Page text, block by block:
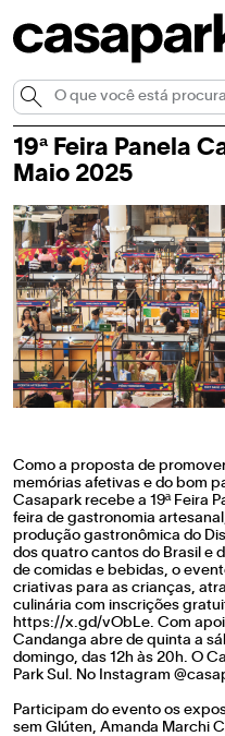
19ª Feira Panela
Maio 2025
Como a proposta de
memórias afetivas e do bom
Casapark recebe a 19ª Feira
feira de gastronomia
produção gastronômica do
dos quatro cantos do Brasil e
de comidas e bebidas, o
criativas para as crianças,
culinária com inscrições
https://x.gd/vObLe. Com
Candanga abre de quinta a
domingo, das 12h às 20h. O
Park Sul. No Instagram
Participam do evento os
sem Glúten, Amanda Marchi